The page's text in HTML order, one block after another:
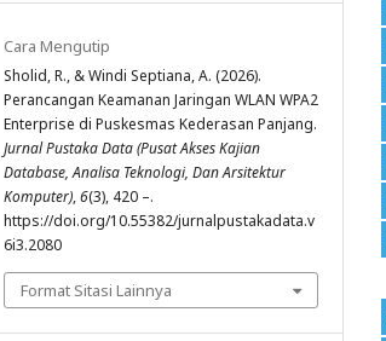
Cara Mengutip
Sholid, R., & Windi Septiana, A. (2026).
Perancangan Keamanan Jaringan WLAN WPA2
Enterprise di Puskesmas Kederasan Panjang.
Jurnal Pustaka Data (Pusat Akses Kajian
Database, Analisa Teknologi, Dan Arsitektur
Komputer),6(3), 420 –.
https://doi.org/10.55382/jurnalpustakadata.v
6i3.2080
Format Sitasi Lainnya